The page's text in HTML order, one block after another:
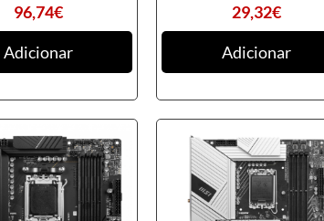
96,74€
Adicionar
29,32€
Adicionar